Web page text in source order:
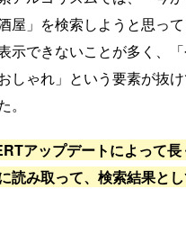
屋」を検索しようと思っ
示できないことが多く、
しゃれ」という要素が抜
。
アップデートによって
読み取って、検索結果と